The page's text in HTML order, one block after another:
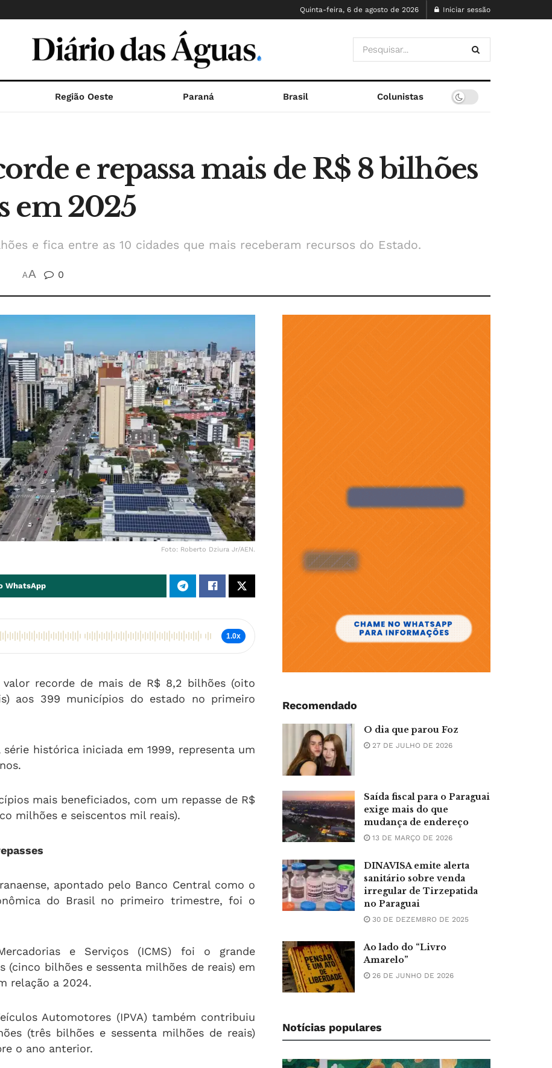
Quinta-feira, 6 de agosto de 2026 Iniciar sessão
Região Oeste Paraná Brasil Colunistas
e repassa mais de R$ 8 bilhões
em 2025
e fica entre as 10 cidades que mais receberam recursos do Estado.
AA 0
Foto: Roberto Dziura Jr/AEN.
WhatsApp
1.0x
recorde de mais de R$ 8,2 bilhões (oito
aos 399 municípios do estado no primeiro
histórica iniciada em 1999, representa um
mais beneficiados, com um repasse de R$
milhões e seiscentos mil reais).
apontado pelo Banco Central como o
do Brasil no primeiro trimestre, foi o
e Serviços (ICMS) foi o grande
(cinco bilhões e sessenta milhões de reais) em
relação a 2024.
Automotores (IPVA) também contribuiu
(três bilhões e sessenta milhões de reais)
o ano anterior.
Recomendado
O dia que parou Foz
27 DE JULHO DE 2026
Saída fiscal para o Paraguai
exige mais do que
mudança de endereço
13 DE MARÇO DE 2026
DINAVISA emite alerta
sanitário sobre venda
irregular de Tirzepatida
no Paraguai
30 DE DEZEMBRO DE 2025
Ao lado do “Livro
Amarelo”
26 DE JUNHO DE 2026
Notícias populares